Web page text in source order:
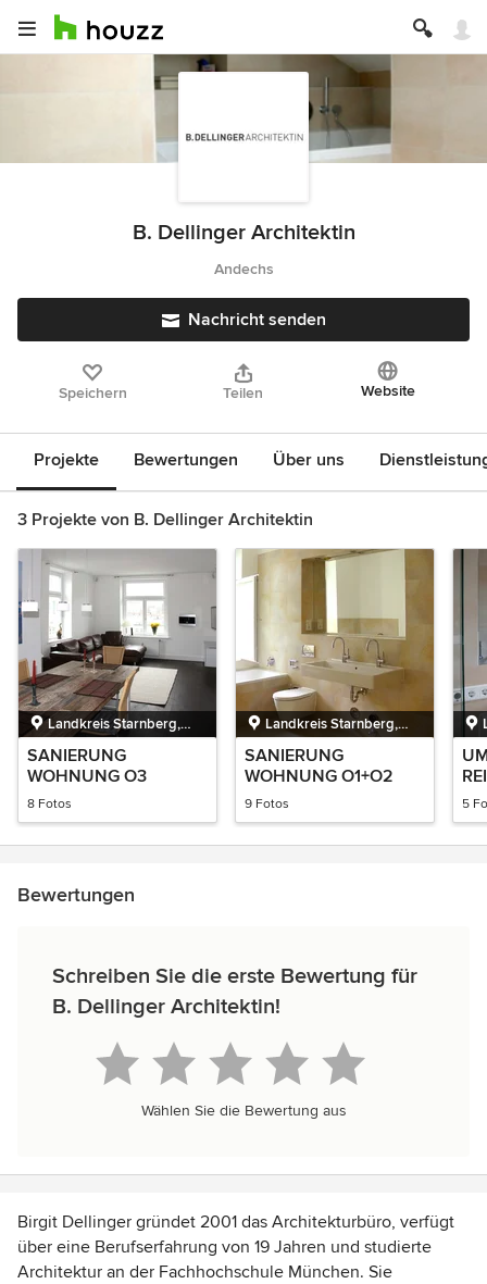
B. Dellinger Architektin
Andechs
Nachricht senden
Speichern Teilen Website
Projekte Bewertungen Über uns
3 Projekte von B. Dellinger Architektin
Landkreis Starnberg,
Bayern, Deutschland
SANIERUNG
WOHNUNG O3
8 Fotos
Landkreis Starnberg,
Bayern, Deutschland
SANIERUNG
WOHNUNG O1+O2
9 Fotos 5
Bewertungen
Schreiben Sie die erste Bewertung für
B. Dellinger Architektin!
Wählen Sie die Bewertung aus
Birgit Dellinger gründet 2001 das Architekturbüro, verfügt
über eine Berufserfahrung von 19 Jahren und studierte
Architektur an der Fachhochschule München. Sie